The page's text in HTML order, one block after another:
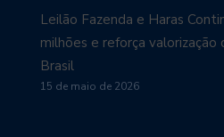
Leilão Fazenda e Haras
milhões e reforça valorização
Brasil
15 de maio de 2026